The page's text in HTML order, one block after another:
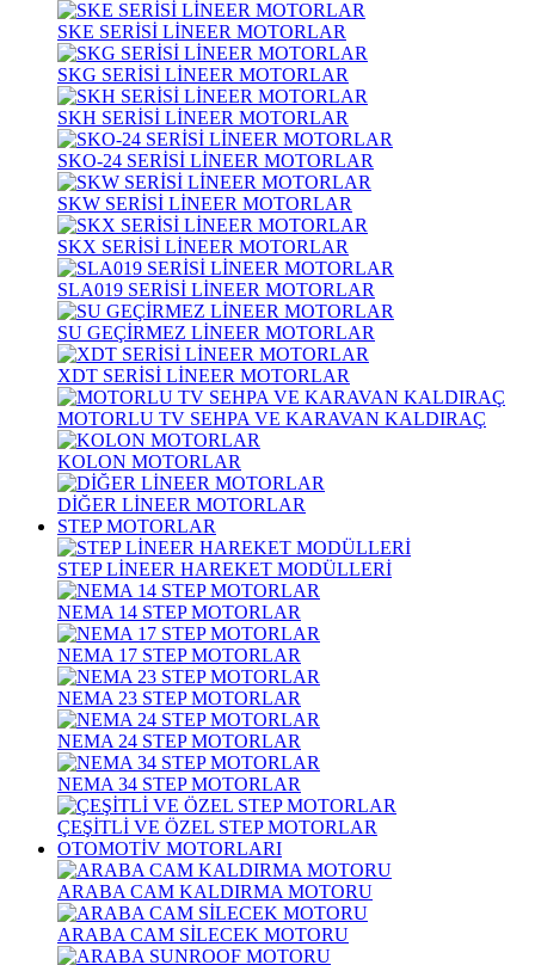
SKE SERİSİ LİNEER MOTORLAR
SKG SERİSİ LİNEER MOTORLAR
SKH SERİSİ LİNEER MOTORLAR
SKO-24 SERİSİ LİNEER MOTORLAR
SKW SERİSİ LİNEER MOTORLAR
SKX SERİSİ LİNEER MOTORLAR
SLA019 SERİSİ LİNEER MOTORLAR
SU GEÇİRMEZ LİNEER MOTORLAR
XDT SERİSİ LİNEER MOTORLAR
MOTORLU TV SEHPA VE KARAVAN KALDIRAÇ
KOLON MOTORLAR
DİĞER LİNEER MOTORLAR
STEP MOTORLAR
STEP LİNEER HAREKET MODÜLLERİ
NEMA 14 STEP MOTORLAR
NEMA 17 STEP MOTORLAR
NEMA 23 STEP MOTORLAR
NEMA 24 STEP MOTORLAR
NEMA 34 STEP MOTORLAR
ÇEŞİTLİ VE ÖZEL STEP MOTORLAR
OTOMOTİV MOTORLARI
ARABA CAM KALDIRMA MOTORU
ARABA CAM SİLECEK MOTORU